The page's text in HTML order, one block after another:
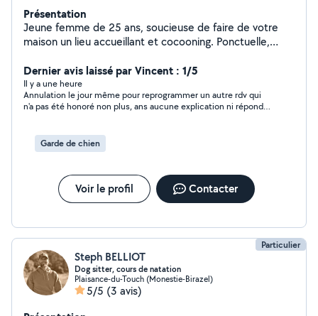
Présentation
Jeune femme de 25 ans, soucieuse de faire de votre
maison un lieu accueillant et cocooning. Ponctuelle,
de perfectionnisme ! Votre bien-être ainsi que votre
satisfaction étant mes priorités, je m'engagerai à vous
proposer un service impeccable semaine après
semaine, afin que vos soirées ne soient plus accaparées
Dernier avis laissé par Vincent : 1/5
Il y a une heure
Annulation le jour même pour reprogrammer un autre rdv qui
n'a pas été honoré non plus, ans aucune explication ni répondu
Garde de chien
Voir le profil Contacter
Particulier
Steph BELLIOT
Dog sitter, cours de natation
Plaisance-du-Touch (Monestie-Birazel)
5/5 (3 avis)